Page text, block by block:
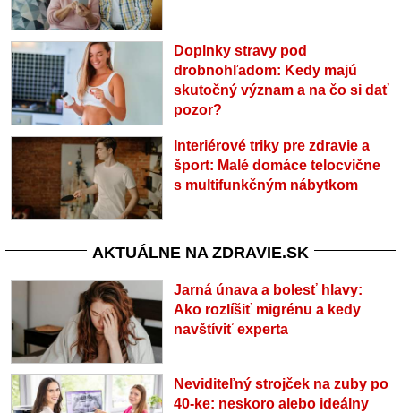
Doplnky stravy pod
drobnohľadom: Kedy majú
skutočný význam a na čo si dať
pozor?
Interiérové triky pre zdravie a
šport: Malé domáce telocvične
s multifunkčným nábytkom
AKTUÁLNE NA ZDRAVIE.SK
Jarná únava a bolesť hlavy:
Ako rozlíšiť migrénu a kedy
navštíviť experta
Neviditeľný strojček na zuby po
40-ke: neskoro alebo ideálny